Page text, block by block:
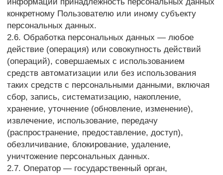
2.8. Персональные данные — любая информация,
относящаяся прямо или косвенно к определенному
или определяемому Пользователю веб-
сайта https://sm-sl.ru.
2.9. Персональные данные, разрешенные субъектом
персональных данных для распространения, —
персональные данные, доступ неограниченного круга
персональных данных путем дачи согласия
на обработку персональных данных, разрешенных
субъектом персональных данных для
распространения в порядке, предусмотренном
Законом о персональных данных (далее —
персональные данные, разрешенные для
распространения).
2.10. Пользователь — любой посетитель веб-
сайта https://sm-sl.ru.
2.11. Предоставление персональных данных —
действия, направленные на раскрытие
персональных данных определенному лицу или